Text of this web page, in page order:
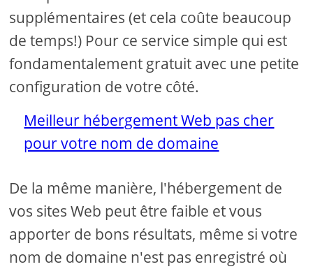
supplémentaires (et cela coûte beaucoup
de temps!) Pour ce service simple qui est
fondamentalement gratuit avec une petite
configuration de votre côté.
Meilleur hébergement Web pas cher
pour votre nom de domaine
De la même manière, l'hébergement de
vos sites Web peut être faible et vous
apporter de bons résultats, même si votre
nom de domaine n'est pas enregistré où